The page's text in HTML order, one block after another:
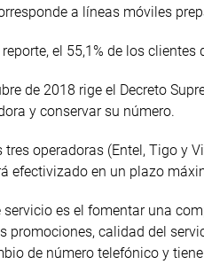
a líneas móviles
el 55,1% de los
de 2018 rige el Decreto
y conservar su número.
tres operadoras (Entel, Tigo y
efectivizado en un plazo
servicio es el fomentar una
promociones, calidad del
de número telefónico y